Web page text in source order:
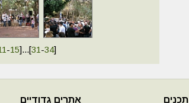
-15]...[31 -34]
תכנים
אתרים גדודיים